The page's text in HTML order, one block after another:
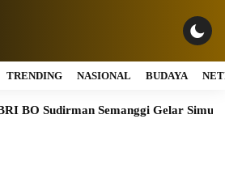
TRENDING NASIONAL BUDAYA
Sudirman Semanggi Gelar Simulasi